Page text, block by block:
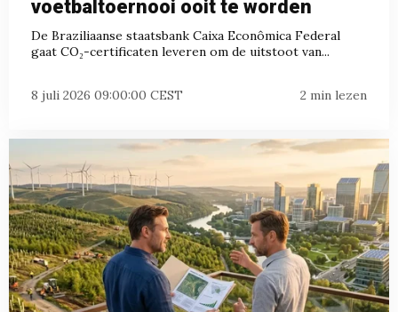
voetbaltoernooi ooit te worden
De Braziliaanse staatsbank Caixa Econômica Federal
gaat CO₂-certificaten leveren om de uitstoot van...
8 juli 2026 09:00:00 CEST 2 min lezen